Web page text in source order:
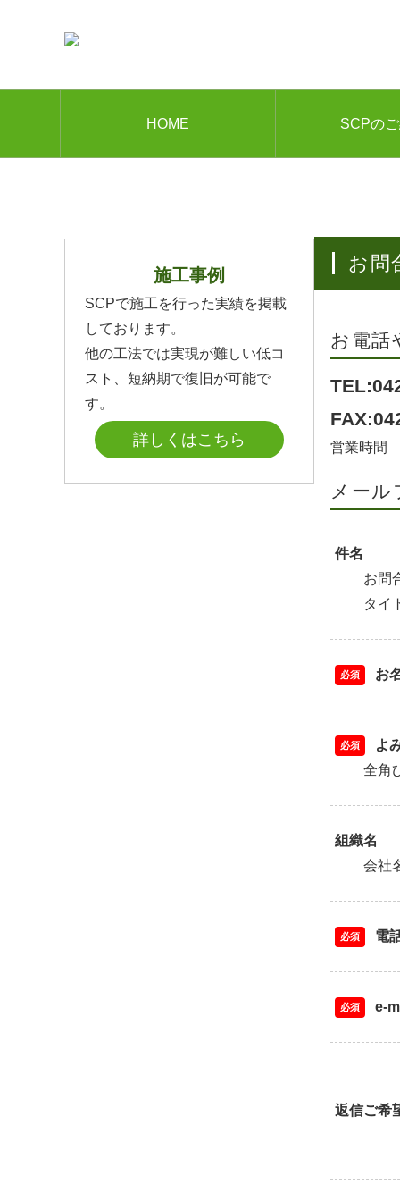
HOME SCPの
施工事例
SCPで施工を行った実績を掲載
しております。
他の工法では実現が難しい低コ
スト、短納期で復旧が可能で
す。
詳しくはこちら
お
お電話
営業時間
メー
件名
お問
タイ
必須 お
必須
よ
全角
組織名
会社
必須 電
必須 e-
返信ご希